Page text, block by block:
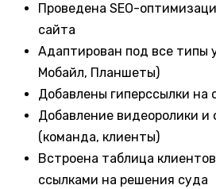
Проведена SEO-
сайта
Адаптирован под все типы
Мобайл, Планшеты)
Добавлены гиперссылки на
Добавление видеоролики и
(команда, клиенты)
Встроена таблица
ссылками на решения суда